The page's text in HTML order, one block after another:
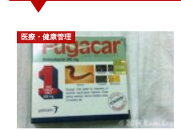
医療・健康管理